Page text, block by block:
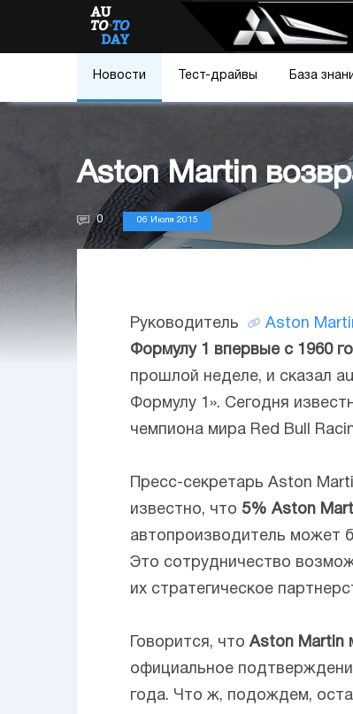
Новости Тест-драйвы База
Aston Martin
0 06 Июля 2015
Руководитель Aston
Формулу 1 впервые с 1960
прошлой неделе, и сказал
Формулу 1». Сегодня
чемпиона мира Red Bull
Пресс-секретарь Aston
известно, что 5% Aston
автопроизводитель может
Это сотрудничество
их стратегическое
Говорится, что Aston Martin
официальное
года. Что ж, подождем,